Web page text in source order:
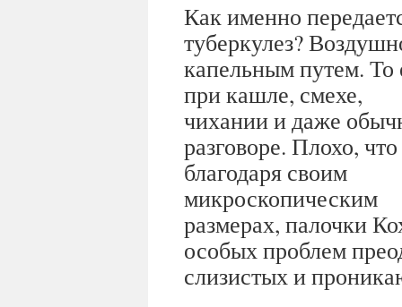
Как именно
туберкулез?
капельным путем. То
при кашле, смехе,
чихании и даже
разговоре. Плохо, что
благодаря своим
микроскопическим
размерах, палочки
особых проблем
слизистых и